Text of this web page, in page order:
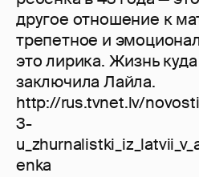
другое отношение к
трепетное и
это лирика. Жизнь
заключила Лайла.
http://rus.tvnet.lv/
3-
enka